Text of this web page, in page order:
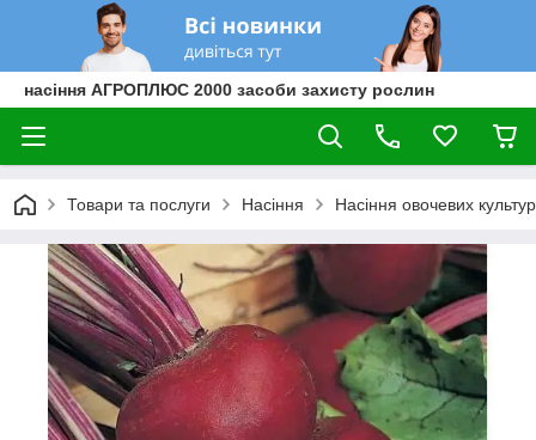
насіння АГРОПЛЮС 2000 засоби захисту рослин
Товари та послуги Насіння Насіння овочевих культур